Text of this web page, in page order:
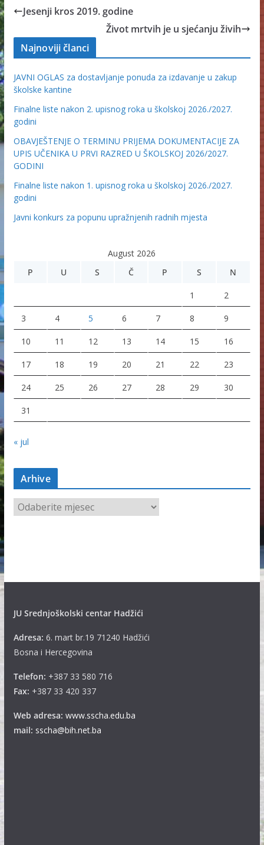
Jesenji kros 2019. godine
Život mrtvih je u sjećanju živih
Najnoviji članci
JAVNI OGLAS za dostavljanje ponuda za izdavanje u zakup
školske kantine
Finalne liste nakon 2. upisnog roka u školskoj 2026./2027.
godini
OBAVJEŠTENJE O TERMINU PRIJEMA DOKUMENTACIJE ZA
UPIS UČENIKA U PRVI RAZRED U ŠKOLSKOJ 2026/2027.
GODINI
Finalne liste nakon 1. upisnog roka u školskoj 2026./2027.
godini
Javni konkurs za popunu upražnjenih radnih mjesta
August 2026
P
U S Č P S N
1 2
3 4 5 6 7 8 9
10 11 12 13 14 15 16
17 18 19 20 21 22 23
24 25 26 27 28 29 30
31
« jul
Arhive
A
r
JU Srednjoškolski centar Hadžići
Adresa: 6. mart br.19 71240 Hadžići
Bosna i Hercegovina
Telefon: +387 33 580 716
Fax: +387 33 420 337
Web adresa: www.sscha.edu.ba
mail: sscha@bih.net.ba